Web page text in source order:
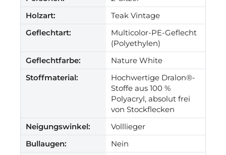
Holzart:
Teak Vintage
Geflechtart:
Multicolor-PE-Geflecht
(Polyethylen)
Geflechtfarbe:
Nature White
Stoffmaterial:
Hochwertige Dralon®-
Stoffe aus 100 %
Polyacryl, absolut frei
von Stockflecken
Neigungswinkel:
Volllieger
Bullaugen:
Nein